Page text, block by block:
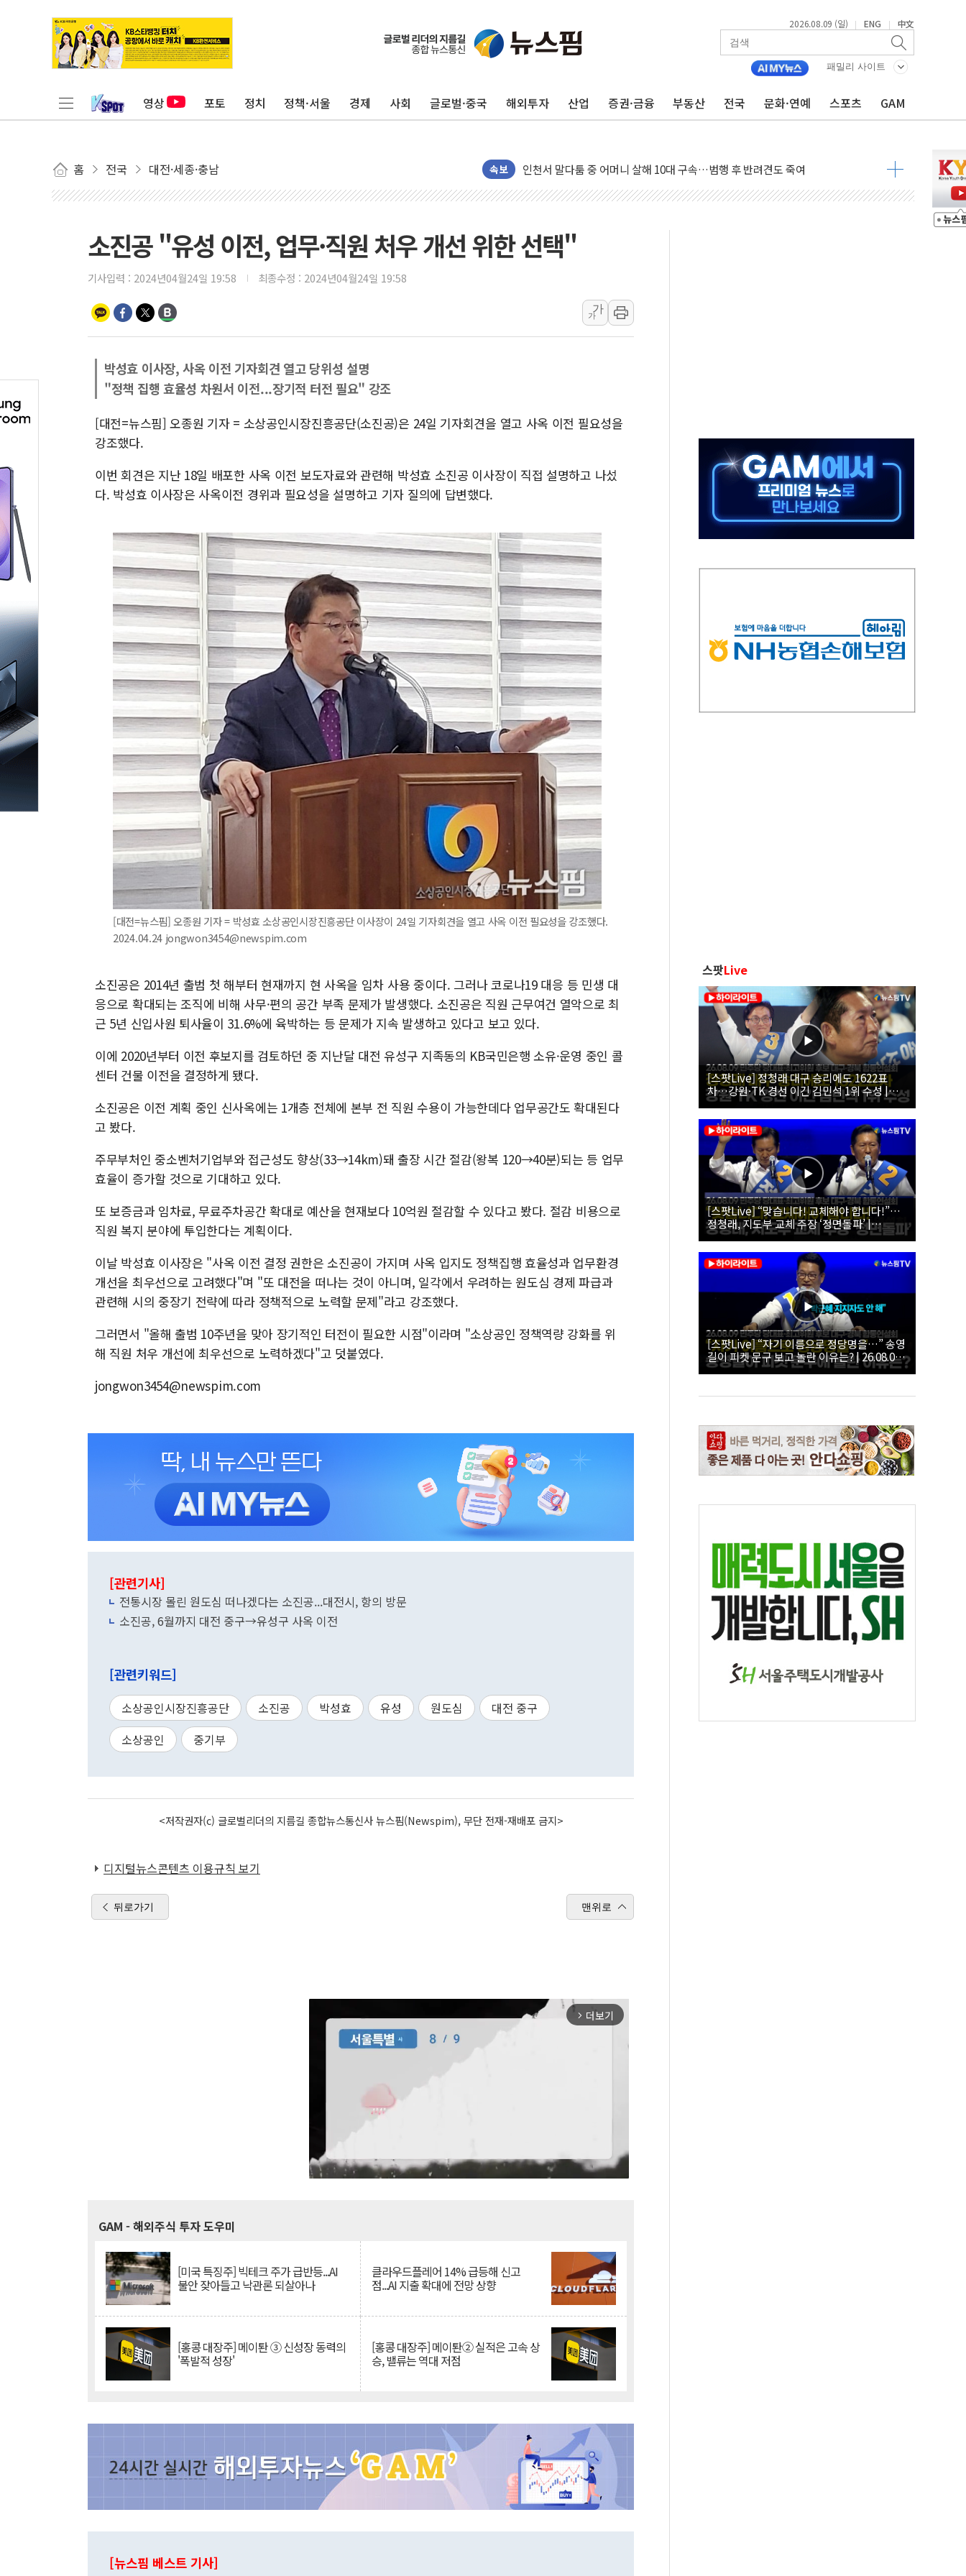
2026.08.09 (일) | ENG | 中文
패밀리 사이트
영상 포토 정치 정책·서울 경제 사회 글로벌·중국 해외투자 산업 증권·금융 부동산 전국 문화·연예 스포츠 GAM
홈 전국 대전·세종·충남 속보
평택 진위면 공장서 질식사고 발생…작업자 1명 숨져
포항 블루밸리 국가산단에 '철강 AI융합실증센터' 들어선다
[종합] 김민석, 정청래에 누적 1.48%p 차 선두 유지...金 46.01% vs 鄭 44.53%
민주당 경북도당위원장에 오중기 당선...합산득표율 68.63%
김민석, 강원·대구·경북 경선서 정청래에 승리…金 48.54% vs 鄭 44.40%
[속보] 민주, 강원·대구·경북 경선 결과...김민석 48.54% 정청래 44.40%
[속보] 민주, 대구 경선 결과 발표...정청래 47.82% 김민석 46.35% 송영길 5.83%
[속보] 민주, 강원 경선 결과 발표...김민석 50.30% 정청래 41.94% 송영길 7.76%
최태원, 노소영에 9440억 지급 확정되나…재상고 앞두고 막판 셈법
하나금융, 명동 소상공인에 '행복상자' 전달
인천시 광복절 현수막 '태극기 거꾸로' 논란…이틀만에 철거
'호우·산사태 주의보' 울진 시간당 30mm 강한 비...호우 피해 없어
여야, 황희 '버스 하우스' 공방…野 "청년 우롱 기괴" vs 與 "송구한 해프닝"
소진공 "유성 이전, 업무·직원 처우 개선 위한 선택"
기사입력 : 2024년04월24일 19:58 최종수정 : 2024년04월24일 19:58
가
가
박성효 이사장, 사옥 이전 기자회견 열고 당위성 설명
"정책 집행 효율성 차원서 이전...장기적 터전 필요" 강조
[대전=뉴스핌] 오종원 기자 = 소상공인시장진흥공단(소진공)은 24일 기자회견을 열고 사옥 이전 필요성을
강조했다.
이번 회견은 지난 18일 배포한 사옥 이전 보도자료와 관련해 박성효 소진공 이사장이 직접 설명하고 나섰
다. 박성효 이사장은 사옥이전 경위과 필요성을 설명하고 기자 질의에 답변했다.
[대전=뉴스핌] 오종원 기자 = 박성효 소상공인시장진흥공단 이사장이 24일 기자회견을 열고 사옥 이전 필요성을 강조했다.
2024.04.24 jongwon3454@newspim.com
소진공은 2014년 출범 첫 해부터 현재까지 현 사옥을 임차 사용 중이다. 그러나 코로나19 대응 등 민생 대
응으로 확대되는 조직에 비해 사무·편의 공간 부족 문제가 발생했다. 소진공은 직원 근무여건 열악으로 최
근 5년 신입사원 퇴사율이 31.6%에 육박하는 등 문제가 지속 발생하고 있다고 보고 있다.
이에 2020년부터 이전 후보지를 검토하던 중 지난달 대전 유성구 지족동의 KB국민은행 소유·운영 중인 콜
센터 건물 이전을 결정하게 됐다.
소진공은 이전 계획 중인 신사옥에는 1개층 전체에 본부 전 직원 수용이 가능한데다 업무공간도 확대된다
고 봤다.
주무부처인 중소벤처기업부와 접근성도 향상(33→14km)돼 출장 시간 절감(왕복 120→40분)되는 등 업무
효율이 증가할 것으로 기대하고 있다.
또 보증금과 임차료, 무료주차공간 확대로 예산을 현재보다 10억원 절감할 수 있다고 봤다. 절감 비용으로
직원 복지 분야에 투입한다는 계획이다.
이날 박성효 이사장은 "사옥 이전 결정 권한은 소진공이 가지며 사옥 입지도 정책집행 효율성과 업무환경
개선을 최우선으로 고려했다"며 "또 대전을 떠나는 것이 아니며, 일각에서 우려하는 원도심 경제 파급과
관련해 시의 중장기 전략에 따라 정책적으로 노력할 문제"라고 강조했다.
그러면서 "올해 출범 10주년을 맞아 장기적인 터전이 필요한 시점"이라며 "소상공인 정책역량 강화를 위
해 직원 처우 개선에 최우선으로 노력하겠다"고 덧붙였다.
jongwon3454@newspim.com
[관련기사]
전통시장 몰린 원도심 떠나겠다는 소진공...대전시, 항의 방문
소진공, 6월까지 대전 중구→유성구 사옥 이전
[관련키워드]
소상공인시장진흥공단 소진공 박성효 유성 원도심
대전 중구
소상공인
중기부
<저작권자(c) 글로벌리더의 지름길 종합뉴스통신사 뉴스핌(Newspim), 무단 전재-재배포 금지>
디지털뉴스콘텐츠 이용규칙 보기
뒤로가기 맨위로
arrow_forward_ios 더보기
GAM - 해외주식 투자 도우미
[미국 특징주] 빅테크 주가 급반등...AI
불안 잦아들고 낙관론 되살아나
클라우드플레어 14% 급등해 신고
점...AI 지출 확대에 전망 상향
[홍콩 대장주] 메이퇀 ③ 신성장 동력의
'폭발적 성장'
[홍콩 대장주] 메이퇀② 실적은 고속 상
승, 밸류는 역대 저점
[뉴스핌 베스트 기사]
스팟Live
[스팟Live] 정청래 대구 승리에도 1622표
차…강원·TK 경선 이긴 김민석 1위 수성 |
26.08.09 더불어민주당 당대표·최고위원 후
보 대구·경북 합동연설회
[스팟Live] “맞습니다! 교체해야 합니다!”…
정청래, 지도부 교체 주장 ‘정면돌파’ |
26.08.09 더불어민주당 당대표·최고위원 후
보 대구·경북 합동연설회
[스팟Live] “자기 이름으로 정당명을…” 송영
길이 피켓 문구 보고 놀란 이유는? | 26.08.09
더불어민주당 당대표·최고위원 후보 대구·경